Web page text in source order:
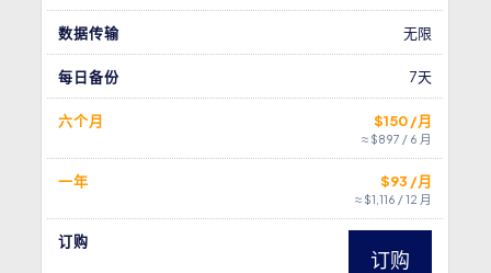
数据传输 无限
每日备份 7天
六个月 $150 /月
≈ $897 / 6 月
一年 $93 /月
≈ $1,116 / 12 月
订购
订购